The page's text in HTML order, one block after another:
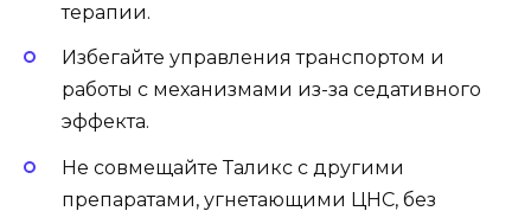
терапии.
Избегайте управления транспортом и
работы с механизмами из-за седативного
эффекта.
Не совмещайте Таликс с другими
препаратами, угнетающими ЦНС, без